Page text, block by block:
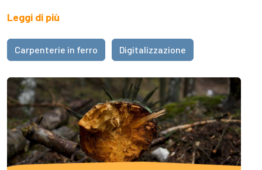
Leggi di più
Carpenterie in ferro Digitalizzazione